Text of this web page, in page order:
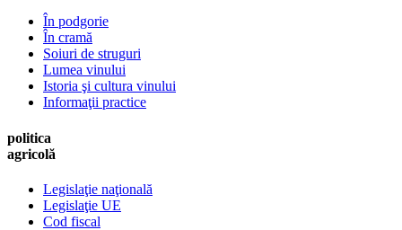
În podgorie
În cramă
Soiuri de struguri
Lumea vinului
Istoria şi cultura vinului
Informaţii practice
politica
agricolă
Legislaţie naţională
Legislaţie UE
Cod fiscal